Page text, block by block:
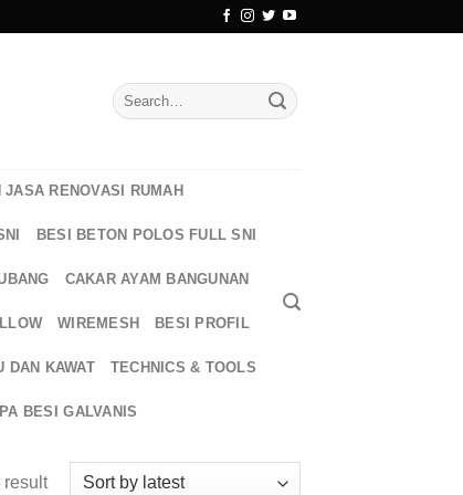
Search
for:
RENOVASI RUMAH
BESI BETON POLOS FULL SNI
CAKAR AYAM BANGUNAN
WIREMESH BESI PROFIL
DAN KAWAT TECHNICS & TOOLS
BESI GALVANIS
result